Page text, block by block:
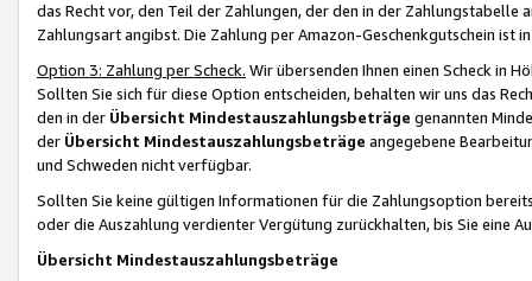
das Recht vor, den Teil der Zahlungen, der den in der
Zahlungsart angibst. Die Zahlung per Amazon-Geschenkgutschein ist
Option 3: Zahlung per Scheck. Wir übersenden Ihnen einen Scheck in
Sollten Sie sich für diese Option entscheiden, behalten wir uns das
den in der Übersicht Mindestauszahlungsbeträge genannten
der Übersicht Mindestauszahlungsbeträge angegebene
und Schweden nicht verfügbar.
Sollten Sie keine gültigen Informationen für die Zahlungsoption
oder die Auszahlung verdienter Vergütung zurückhalten, bis Sie
Übersicht Mindestauszahlungsbeträge